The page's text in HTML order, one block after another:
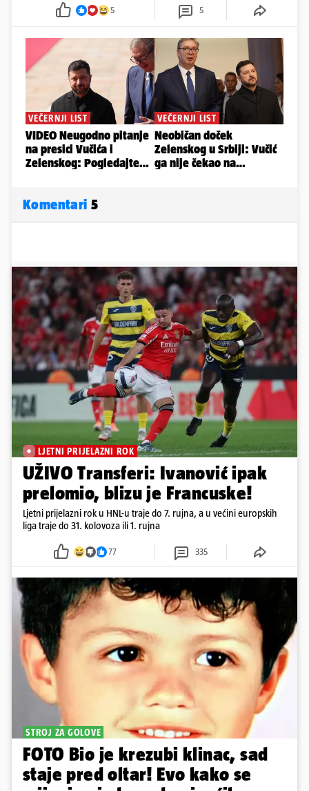
5 5
Komentari 5
LJETNI PRIJELAZNI ROK
UŽIVO Transferi: Ivanović ipak
prelomio, blizu je Francuske!
Ljetni prijelazni rok u HNL-u traje do 7. rujna, a u većini europskih
liga traje do 31. kolovoza ili 1. rujna
77 335
STROJ ZA GOLOVE
FOTO Bio je krezubi klinac, sad
staje pred oltar! Evo kako se